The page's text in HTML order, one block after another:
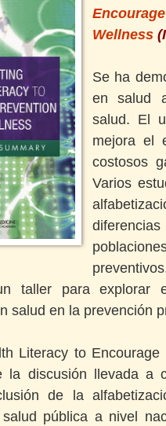
Wellness
Se ha
en salud
salud. El
mejora el
costosos
Varios
taller para explorar
salud en la prevención
Literacy to
la discusión llevada a
de la
pública a nivel